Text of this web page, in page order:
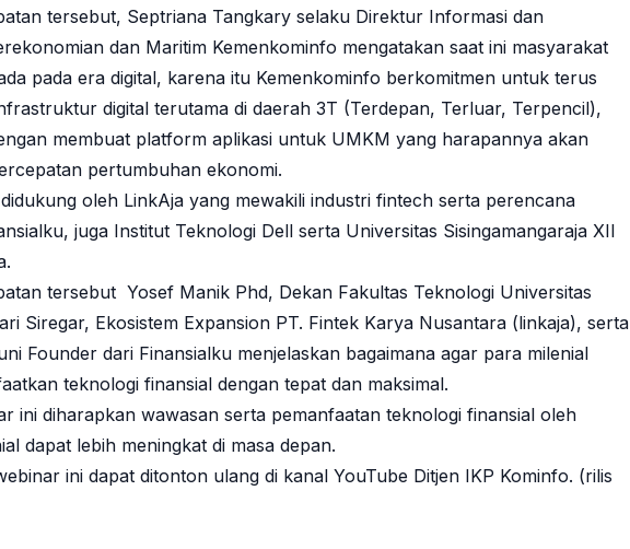
tersebut, Septriana Tangkary selaku Direktur Informasi dan
dan Maritim Kemenkominfo mengatakan saat ini masyarakat
pada era digital, karena itu Kemenkominfo berkomitmen untuk terus
digital terutama di daerah 3T (Terdepan, Terluar, Terpencil),
membuat platform aplikasi untuk UMKM yang harapannya akan
pertumbuhan ekonomi.
oleh LinkAja yang mewakili industri fintech serta perencana
juga Institut Teknologi Dell serta Universitas Sisingamangaraja XII
tersebut Yosef Manik Phd, Dekan Fakultas Teknologi Universitas
Siregar, Ekosistem Expansion PT. Fintek Karya Nusantara (linkaja), serta
Founder dari Finansialku menjelaskan bagaimana agar para milenial
teknologi finansial dengan tepat dan maksimal.
ini diharapkan wawasan serta pemanfaatan teknologi finansial oleh
dapat lebih meningkat di masa depan.
ini dapat ditonton ulang di kanal YouTube Ditjen IKP Kominfo. (rilis